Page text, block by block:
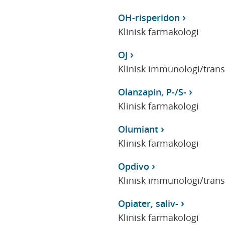
OH-risperidon
Klinisk farmakologi
OJ
Klinisk immunologi/
Olanzapin, P-/S-
Klinisk farmakologi
Olumiant
Klinisk farmakologi
Opdivo
Klinisk immunologi/
Opiater, saliv-
Klinisk farmakologi